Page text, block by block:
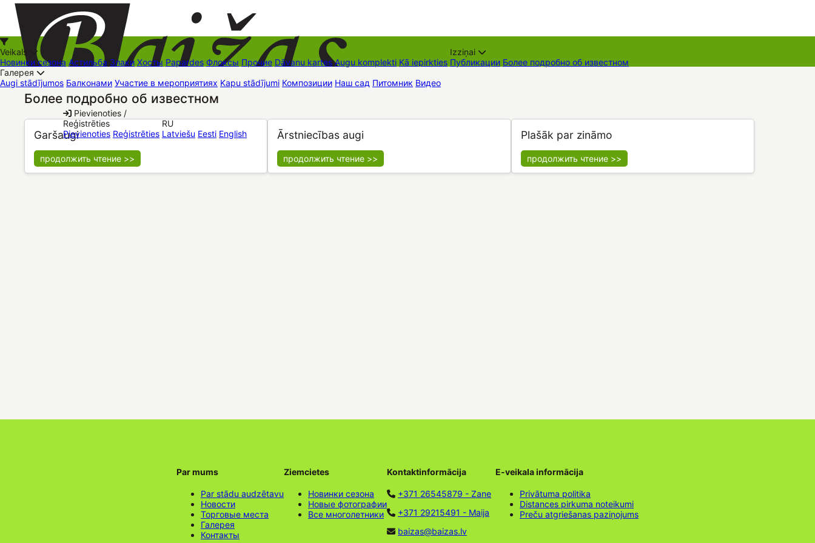
+37126545879 baizas@baizas.lv
Stādu grozs
Pievienoties /
Reģistrēties
Pievienoties Reģistrēties
RU
Latviešu Eesti English
Veikals
Новинки сезона Астильба Злаки Хосты Papardes Флоксы Прочие Dāvanu kartes Augu komplekti Kā iepirkties
Izziņai
Публикации Более подробно об известном
Галерея
Augi stādījumos Балконами Участие в мероприятиях Kapu stādījumi Композиции Наш сад Питомник Видео
Более подробно об известном
Garšaugi
продолжить чтение >>
Ārstniecības augi
продолжить чтение >>
Plašāk par zināmo
продолжить чтение >>
Par mums
Par stādu audzētavu
Новости
Торговые места
Галерея
Контакты
Ziemcietes
Новинки сезона
Новые фотографии
Все многолетники
Kontaktinformācija
+371 26545879 - Zane
+371 29215491 - Maija
baizas@baizas.lv
E-veikala informācija
Privātuma politika
Distances pirkuma noteikumi
Preču atgriešanas paziņojums